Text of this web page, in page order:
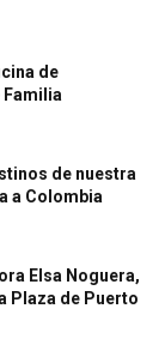
de
Familia
de nuestra
a Colombia
Elsa Noguera,
Plaza de Puerto